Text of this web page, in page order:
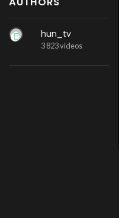
hun_tv
3 823 videos